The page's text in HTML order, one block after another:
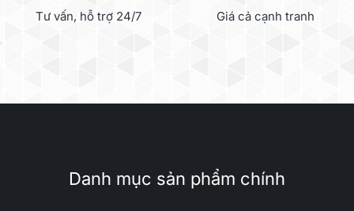
Tư vấn, hỗ trợ 24/7 Giá cả cạnh tranh
Danh mục sản phẩm chính